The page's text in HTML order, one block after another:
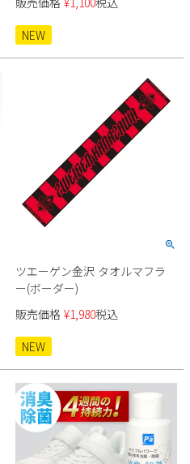
NEW
ツエーゲン金沢 タオルマフラ
ー(ボーダー)
販売価格 ¥1,980税込
NEW